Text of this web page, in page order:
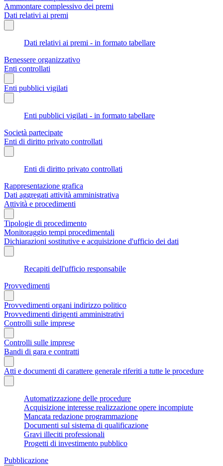
Ammontare complessivo dei premi
Dati relativi ai premi
Dati relativi ai premi - in formato tabellare
Benessere organizzativo
Enti controllati
Enti pubblici vigilati
Enti pubblici vigilati - in formato tabellare
Società partecipate
Enti di diritto privato controllati
Enti di diritto privato controllati
Rappresentazione grafica
Dati aggregati attività amministrativa
Attività e procedimenti
Tipologie di procedimento
Monitoraggio tempi procedimentali
Dichiarazioni sostitutive e acquisizione d'ufficio dei dati
Recapiti dell'ufficio responsabile
Provvedimenti
Provvedimenti organi indirizzo politico
Provvedimenti dirigenti amministrativi
Controlli sulle imprese
Controlli sulle imprese
Bandi di gara e contratti
Atti e documenti di carattere generale riferiti a tutte le procedure
Automatizzazione delle procedure
Acquisizione interesse realizzazione opere incompiute
Mancata redazione programmazione
Documenti sul sistema di qualificazione
Gravi illeciti professionali
Progetti di investimento pubblico
Pubblicazione